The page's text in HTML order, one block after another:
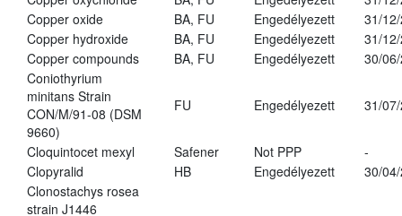
Copper oxide
BA, FU Engedélyezett
31/
Copper hydroxide
BA, FU Engedélyezett
31/
Copper compounds
BA, FU Engedélyezett
30/
Coniothyrium
minitans Strain
CON/M/91-08 (DSM
9660)
FU Engedélyezett 31/
Cloquintocet mexyl Safener Not PPP
-
Clopyralid
HB Engedélyezett
30/
Clonostachys rosea
strain J1446